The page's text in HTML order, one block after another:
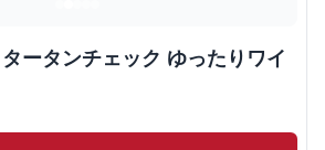
ータンチェック ゆったりワイ